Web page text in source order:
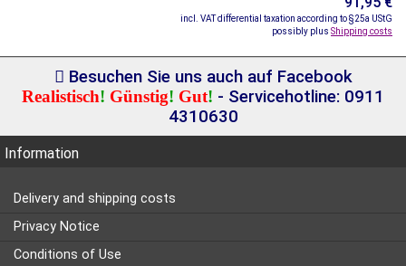
incl. VAT differential taxation according to §25a UStG
possibly plus Shipping costs
Besuchen Sie uns auch auf Facebook
Realistisch! Günstig! Gut! - Servicehotline: 0911
4310630
Information
Delivery and shipping costs
Privacy Notice
Conditions of Use